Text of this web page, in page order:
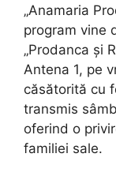
„Anamaria
program vine
„Prodanca și
Antena 1, pe
căsătorită cu
transmis
oferind o
familiei sale.